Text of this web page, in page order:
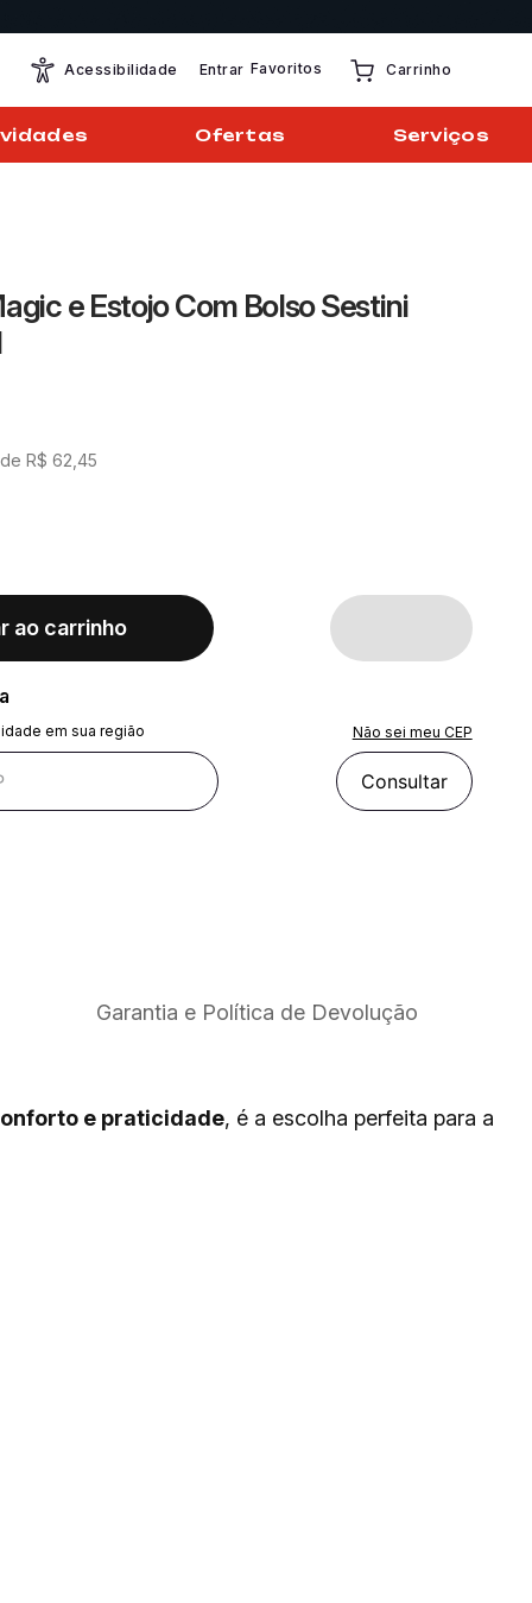
Acessibilidade Entrar Favoritos Carrinho
Ofertas Serviços
e Estojo Com Bolso Sestini
R$ 62 45
ao carrinho
em sua região Não sei meu CEP
Consultar
Garantia e Política de Devolução
e praticidade, é a escolha perfeita para a